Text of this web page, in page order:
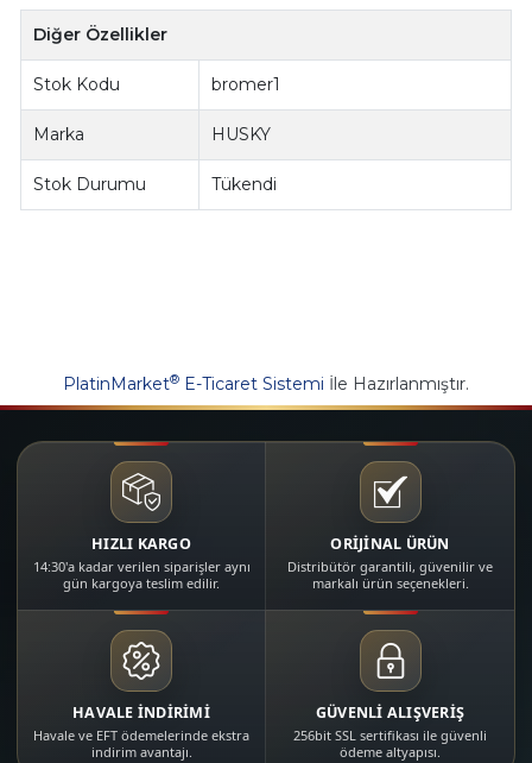
Diğer Özellikler
Stok Kodu bromer1
Marka HUSKY
Stok Durumu Tükendi
PlatinMarket® E-Ticaret Sistemi İle Hazırlanmıştır.
HIZLI KARGO
14:30'a kadar verilen siparişler aynı
gün kargoya teslim edilir.
ORİJİNAL ÜRÜN
Distribütör garantili, güvenilir ve
markalı ürün seçenekleri.
HAVALE İNDİRİMİ
Havale ve EFT ödemelerinde ekstra
indirim avantajı.
GÜVENLİ ALIŞVERİŞ
256bit SSL sertifikası ile güvenli
ödeme altyapısı.